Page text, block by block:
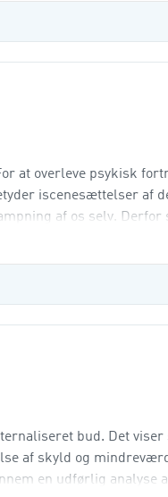
at overleve psykisk
iscenesættelser af
af os selv. Derfor
bud. Det
af skyld og
en udførlig analyse